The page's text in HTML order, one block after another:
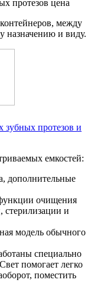
между
назначению и виду.
зубных протезов и
емкостей:
дополнительные
очищения
стерилизации и
модель обычного
специально
помогает легко
поместить